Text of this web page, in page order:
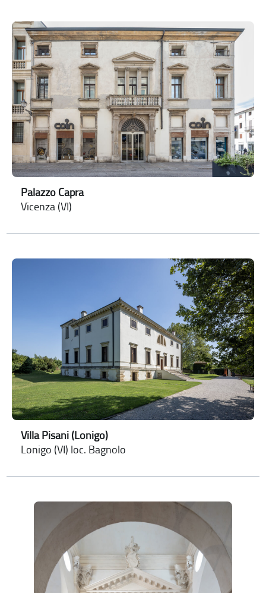
Palazzo Capra
Vicenza (VI)
Villa Pisani (Lonigo)
Lonigo (VI) loc. Bagnolo